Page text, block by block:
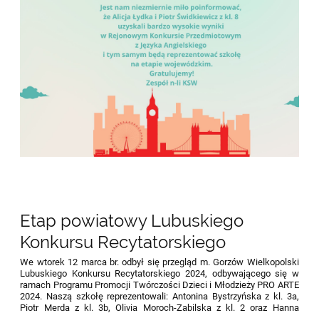
Etap powiatowy Lubuskiego
Konkursu Recytatorskiego
We wtorek 12 marca br. odbył się przegląd m. Gorzów Wielkopolski
Lubuskiego Konkursu Recytatorskiego 2024, odbywającego się w
ramach Programu Promocji Twórczości Dzieci i Młodzieży PRO ARTE
2024. Naszą szkołę reprezentowali: Antonina Bystrzyńska z kl. 3a,
Piotr Merda z kl. 3b, Olivia Moroch-Zabilska z kl. 2 oraz Hanna